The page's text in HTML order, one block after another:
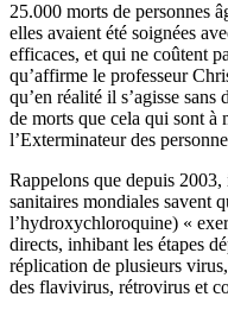
25.000 morts de personnes
elles avaient été soignées
efficaces, et qui ne coûtent
qu’affirme le professeur
qu’en réalité il s’agisse
de morts que cela qui sont à
l’Exterminateur des
Rappelons que depuis
sanitaires mondiales savent
l’hydroxychloroquine) «
directs, inhibant les étapes
réplication de plusieurs
des flavivirus, rétrovirus et